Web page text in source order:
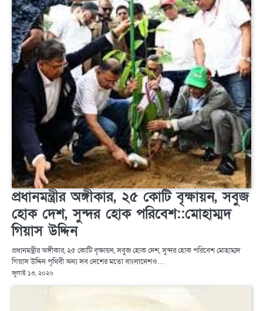
প্রধানমন্ত্রীর অঙ্গীকার, ২৫ কোটি বৃক্ষায়ন, সবুজ
হোক দেশ, সুন্দর হোক পরিবেশ::মোহাম্মদ
গিয়াস উদ্দিন
প্রধানমন্ত্রীর অঙ্গীকার, ২৫ কোটি বৃক্ষায়ন, সবুজ হোক দেশ, সুন্দর হোক পরিবেশ মোহাম্মদ
গিয়াস উদ্দিন পৃথিবী অন্য সব দেশের মতো বাংলাদেশও…
জুলাই ১৩, ২০২৬